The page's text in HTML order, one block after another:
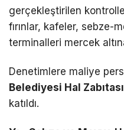
gerçekleştirilen
fırınlar, kafeler, sebze-
terminalleri mercek
Denetimlere maliye
Belediyesi Hal Zabıtası
katıldı.